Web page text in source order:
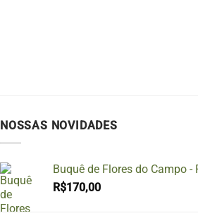
NOSSAS NOVIDADES
Buquê de Flores do Campo -
R$170,00